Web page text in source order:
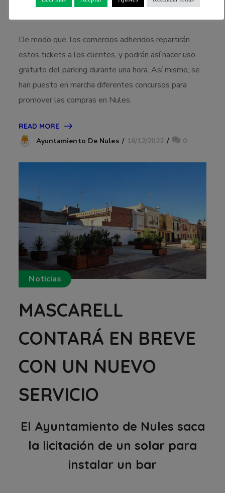
De modo que, los comercios adheridos repartirán
estos tickets a los clientes, y podrán así hacer uso
gratuito del parking durante una hora. Así mismo, se
han puesto en marcha diferentes concursos para
promover las compras en Nules.
READ MORE
Ayuntamiento De Nules 16/12/2022 0
Noticias
MASCARELL
CONTARÁ EN BREVE
CON UN NUEVO
SERVICIO
El Ayuntamiento de Nules saca
la licitación de un solar para
instalar un bar